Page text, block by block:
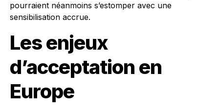
pourraient néanmoins s’estomper avec une
sensibilisation accrue.
Les enjeux
d’acceptation en
Europe